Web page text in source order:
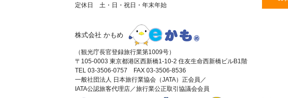
定休日 土・日・祝日・年末年始
株式会社 かもめ
（観光庁長官登録旅行業第1009号）
〒105-0003 東京都港区西新橋1-10-2 住友生命西新橋ビルB1階
TEL 03-3506-0757 FAX 03-3506-8536
一般社団法人 日本旅行業協会（JATA）正会員／
IATA公認旅客代理店／旅行業公正取引協議会会員